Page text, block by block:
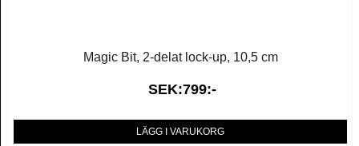
Magic Bit, 2-delat lock-up, 10,5 cm
SEK:799:-
LÄGG I VARUKORG